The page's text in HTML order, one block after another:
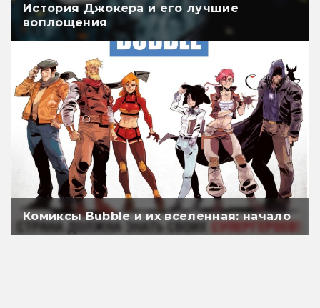
История Джокера и его лучшие
воплощения
Комиксы Bubble и их вселенная: начало